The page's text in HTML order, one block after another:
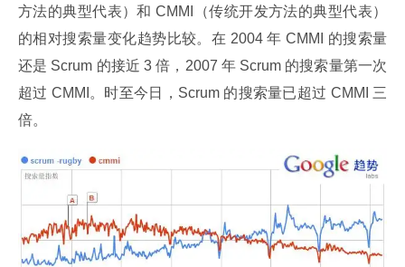
方法的典型代表）和 CMMI（传统开发方法的典型代表）
的相对搜索量变化趋势比较。在 2004 年 CMMI 的搜索量
还是 Scrum 的接近 3 倍，2007 年 Scrum 的搜索量第一次
超过 CMMI。时至今日，Scrum 的搜索量已超过 CMMI 三
倍。